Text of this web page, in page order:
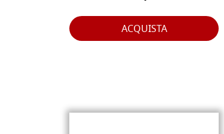
ACQUISTA